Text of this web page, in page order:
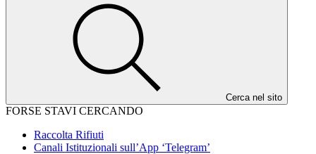
Cerca nel sito
FORSE STAVI CERCANDO
Raccolta Rifiuti
Canali Istituzionali sull’App ‘Telegram’